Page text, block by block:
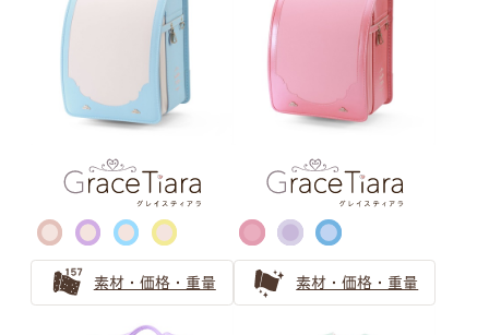
パープルのランドセルは女の子の憧れ！可愛らしさと気品
で飽きない工夫もできる
清楚で個性的な薄紫ランドセル 親子で安心の選び方ガイ
気品漂うパープル（紫色）カラーの人気ランドセル
ピンク ランドセルの選び方
【2026年度ご入学向け】ピンクのランドセルは女の子に
人気
素材・価格・重量 素材・価格・重量